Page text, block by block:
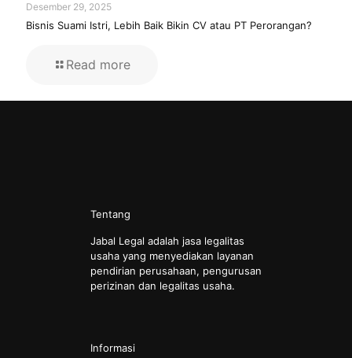
Desember 29, 2025
Bisnis Suami Istri, Lebih Baik Bikin CV atau PT Perorangan?
Read more
Tentang
Jabal Legal adalah jasa legalitas
usaha yang menyediakan layanan
pendirian perusahaan, pengurusan
perizinan dan legalitas usaha.
Informasi